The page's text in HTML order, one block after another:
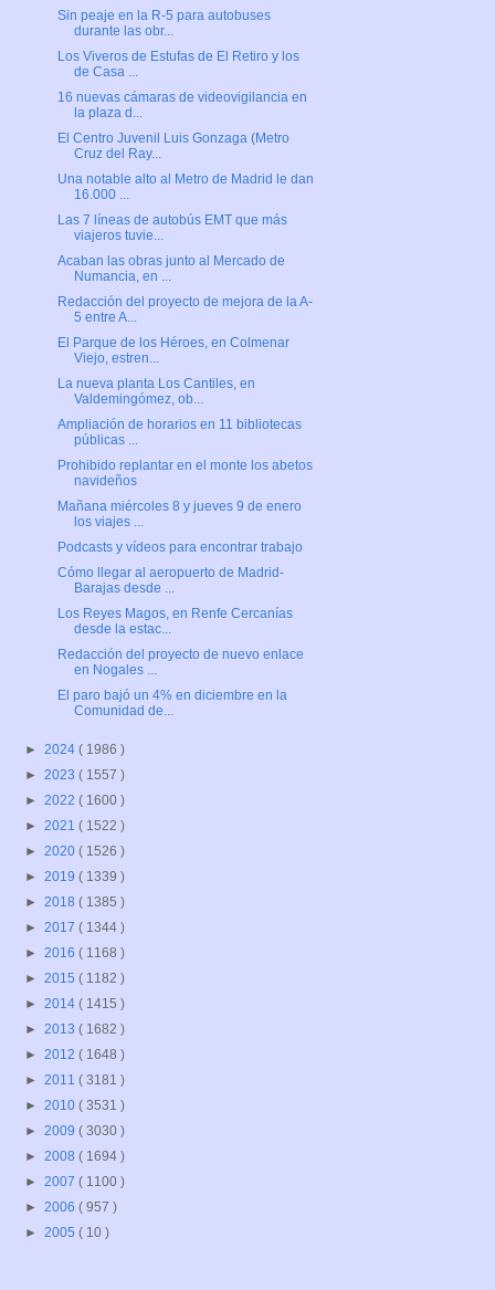
Sin peaje en la R-5 para autobuses
durante las obr...
Los Viveros de Estufas de El Retiro y los
de Casa ...
16 nuevas cámaras de videovigilancia en
la plaza d...
El Centro Juvenil Luis Gonzaga (Metro
Cruz del Ray...
Una notable alto al Metro de Madrid le dan
16.000 ...
Las 7 líneas de autobús EMT que más
viajeros tuvie...
Acaban las obras junto al Mercado de
Numancia, en ...
Redacción del proyecto de mejora de la A-
5 entre A...
El Parque de los Héroes, en Colmenar
Viejo, estren...
La nueva planta Los Cantiles, en
Valdemingómez, ob...
Ampliación de horarios en 11 bibliotecas
públicas ...
Prohibido replantar en el monte los abetos
navideños
Mañana miércoles 8 y jueves 9 de enero
los viajes ...
Podcasts y vídeos para encontrar trabajo
Cómo llegar al aeropuerto de Madrid-
Barajas desde ...
Los Reyes Magos, en Renfe Cercanías
desde la estac...
Redacción del proyecto de nuevo enlace
en Nogales ...
El paro bajó un 4% en diciembre en la
Comunidad de...
► 2024 ( 1986 )
► 2023 ( 1557 )
► 2022 ( 1600 )
► 2021 ( 1522 )
► 2020 ( 1526 )
► 2019 ( 1339 )
► 2018 ( 1385 )
► 2017 ( 1344 )
► 2016 ( 1168 )
► 2015 ( 1182 )
► 2014 ( 1415 )
► 2013 ( 1682 )
► 2012 ( 1648 )
► 2011 ( 3181 )
► 2010 ( 3531 )
► 2009 ( 3030 )
► 2008 ( 1694 )
► 2007 ( 1100 )
► 2006 ( 957 )
► 2005 ( 10 )